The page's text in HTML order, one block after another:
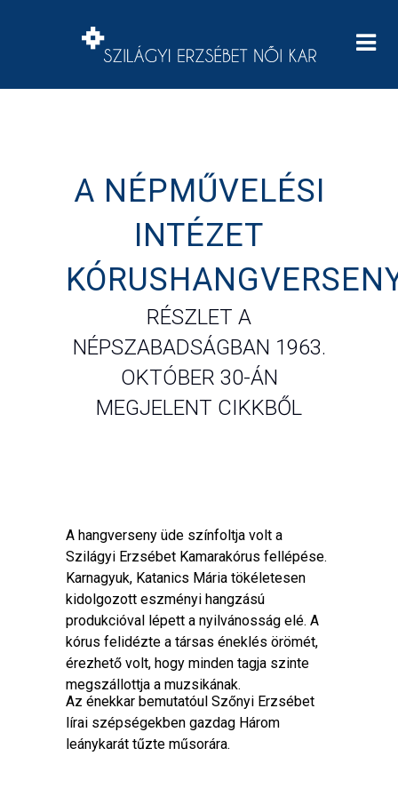
A NÉPMŰVELÉSI
INTÉZET
RÉSZLET A
NÉPSZABADSÁGBAN 1963.
OKTÓBER 30-ÁN
MEGJELENT CIKKBŐL
A hangverseny üde színfoltja volt a
Szilágyi Erzsébet Kamarakórus fellépése.
Karnagyuk, Katanics Mária tökéletesen
kidolgozott eszményi hangzású
produkcióval lépett a nyilvánosság elé. A
kórus felidézte a társas éneklés örömét,
érezhető volt, hogy minden tagja szinte
megszállottja a muzsikának.
Az énekkar bemutatóul Szőnyi Erzsébet
lírai szépségekben gazdag Három
leánykarát tűzte műsorára.